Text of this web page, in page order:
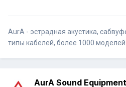
AurA - эстрадная акустика,
типы кабелей, более 1000 моделей
AurA Sound Equipment